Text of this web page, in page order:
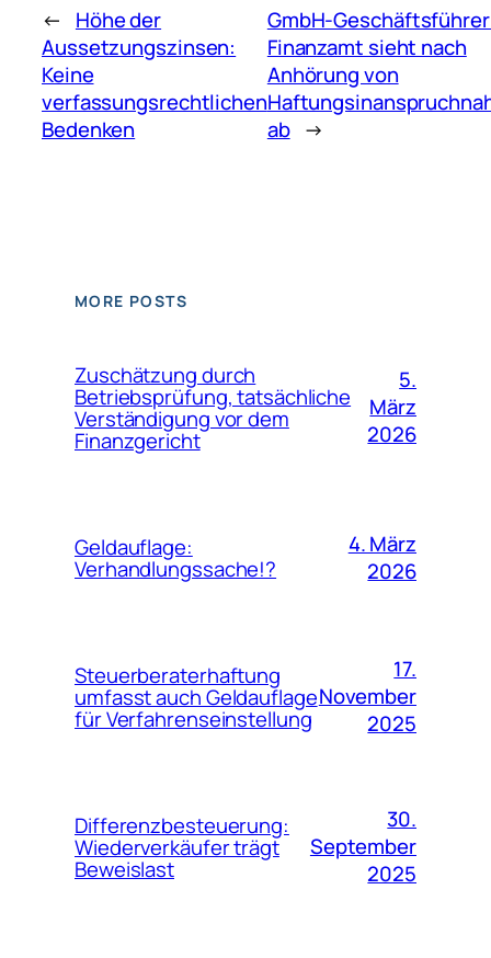
←
Höhe der
Aussetzungszinsen:
Keine
verfassungsrechtlichen
Bedenken
GmbH-
Finanzamt sieht nach
Anhörung von
ab →
MORE POSTS
Zuschätzung durch
Betriebsprüfung, tatsächliche
Verständigung vor dem
Finanzgericht
5.
März
2026
Geldauflage:
Verhandlungssache!?
4. März
2026
Steuerberaterhaftung
umfasst auch Geldauflage
für Verfahrenseinstellung
17.
November
2025
Differenzbesteuerung:
Wiederverkäufer trägt
Beweislast
30.
September
2025